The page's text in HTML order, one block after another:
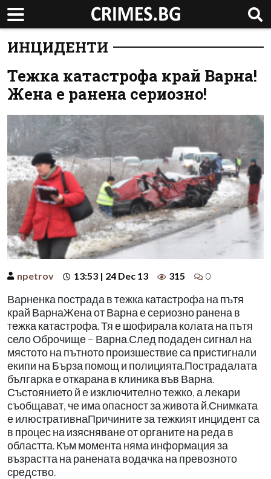
ИНЦИДЕНТИ
Тежка катастрофа край Варна!
Жена е ранена сериозно!
npetrov 13:53 | 24 Dec 13 315 0
Варненка пострада в тежка катастрофа на пътя
край ВарнаЖена от Варна е сериозно ранена в
тежка катастрофа. Тя е шофирала колата на пътя
село Оброчище – Варна.След подаден сигнал на
мястото на пътното произшествие са пристигнали
екипи на Бърза помощ и полицията.Пострадалата
българка е откарана в клиника във Варна.
Състоянието й е изключително тежко, а лекари
съобщават, че има опасност за живота й.Снимката
е илюстративнаПричините за тежкият инцидент са
в процес на изясняване от органите на реда в
областта. Към момента няма информация за
възрастта на ранената водачка на превозното
средство.